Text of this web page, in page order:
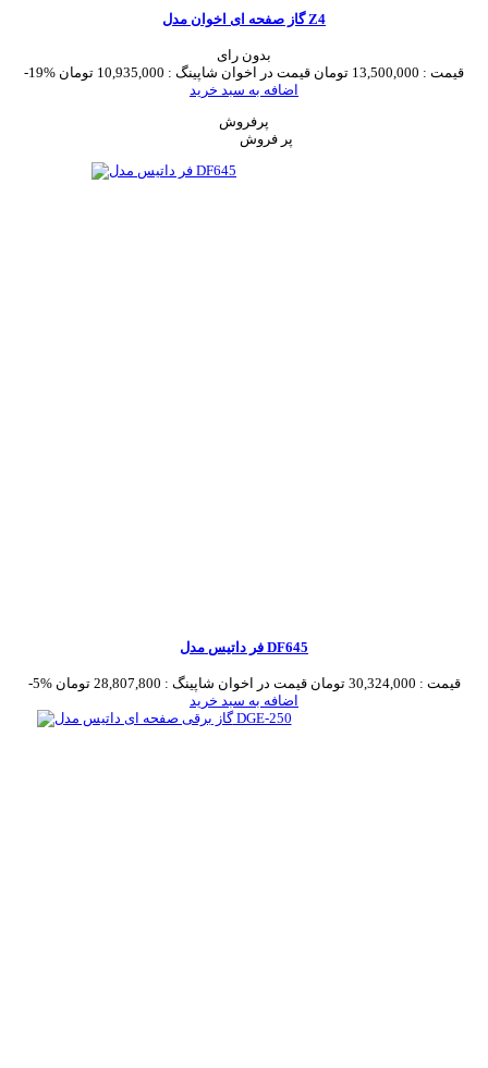
گاز صفحه ای اخوان مدل Z4
بدون رای
-19%
قیمت : 13,500,000 تومان قیمت در اخوان شاپینگ : 10,935,000 تومان
اضافه به سبد خرید
پرفروش
فر داتیس مدل DF645
-5% قیمت : 30,324,000 تومان قیمت در اخوان شاپینگ : 28,807,800 تومان
اضافه به سبد خرید